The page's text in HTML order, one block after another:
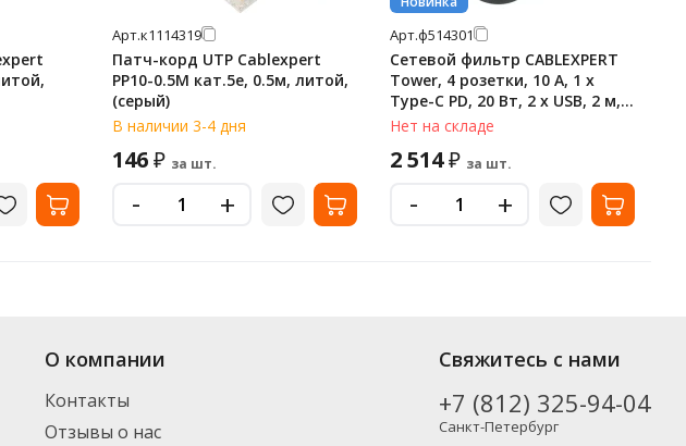
Арт.к1114319
Патч-корд UTP Cablexpert
PP10-0.5M кат.5e, 0.5м, литой,
(серый)
В наличии 3-4 дня
146₽ за шт.
- +
Арт.ф514301
Сетевой фильтр CABLEXPERT
Tower, 4 розетки, 10 А, 1 x
Type-C PD, 20 Вт, 2 х USB, 2 м,
черный, TWR-4-CU2-B-2
Нет на складе
2 514₽ за шт.
- +
в наличии более 12 видов от популярных производителей, включая новинки. Вы можете
(от 3000 рублей - бесплатно), а также в Москву и другие регионы России – партнерской
О компании
Контакты
Отзывы о нас
Свяжитесь с нами
+7 (812) 325-94-04
Санкт-Петербург